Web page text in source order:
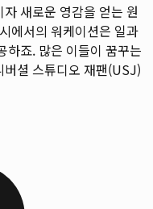
새로운 영감을 얻는 원
에서의 워케이션은 일과
하죠. 많은 이들이 꿈꾸는
셜 스튜디오 재팬(USJ)